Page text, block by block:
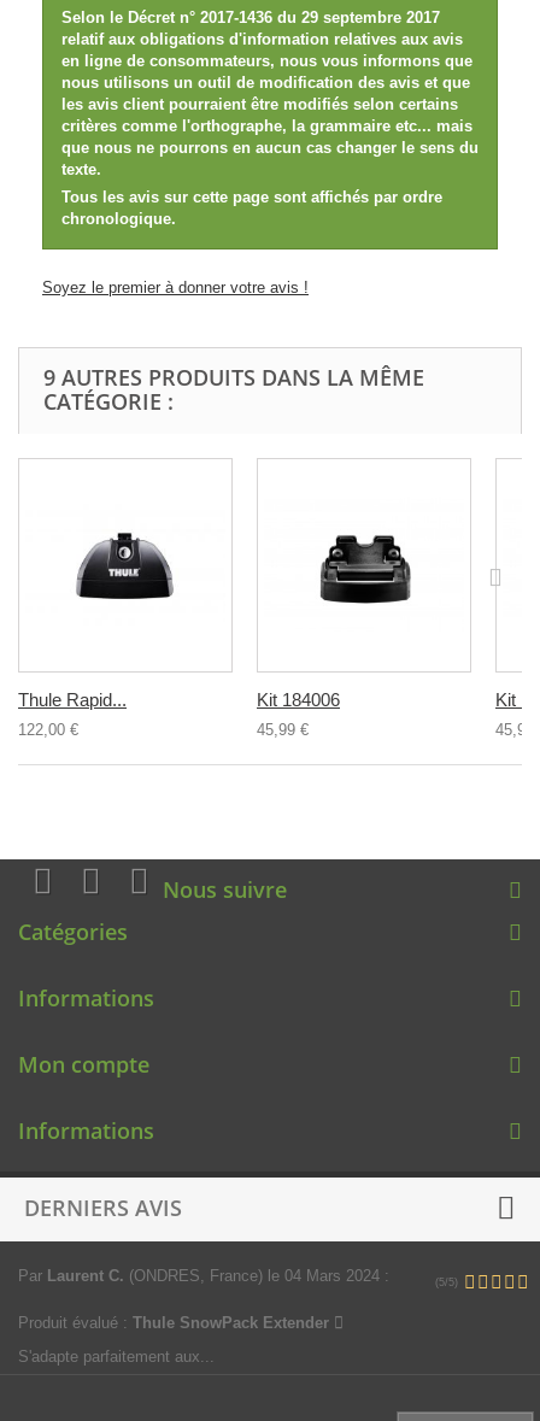
Selon le Décret n° 2017-1436 du 29 septembre 2017
relatif aux obligations d'information relatives aux avis
en ligne de consommateurs, nous vous informons que
nous utilisons un outil de modification des avis et que
les avis client pourraient être modifiés selon certains
critères comme l'orthographe, la grammaire etc... mais
que nous ne pourrons en aucun cas changer le sens du
texte.
Tous les avis sur cette page sont affichés par ordre
chronologique.
Soyez le premier à donner votre avis !
9 AUTRES PRODUITS DANS LA MÊME
CATÉGORIE :
Thule Rapid...
122,00 €
Kit 184006
45,99 €
Kit
45,99
Nous suivre
Catégories
Informations
Mon compte
Informations
DERNIERS AVIS
Par Laurent C. (ONDRES, France) le 04 Mars 2024 : (5/5)
Produit évalué : Thule SnowPack Extender
S'adapte parfaitement aux...